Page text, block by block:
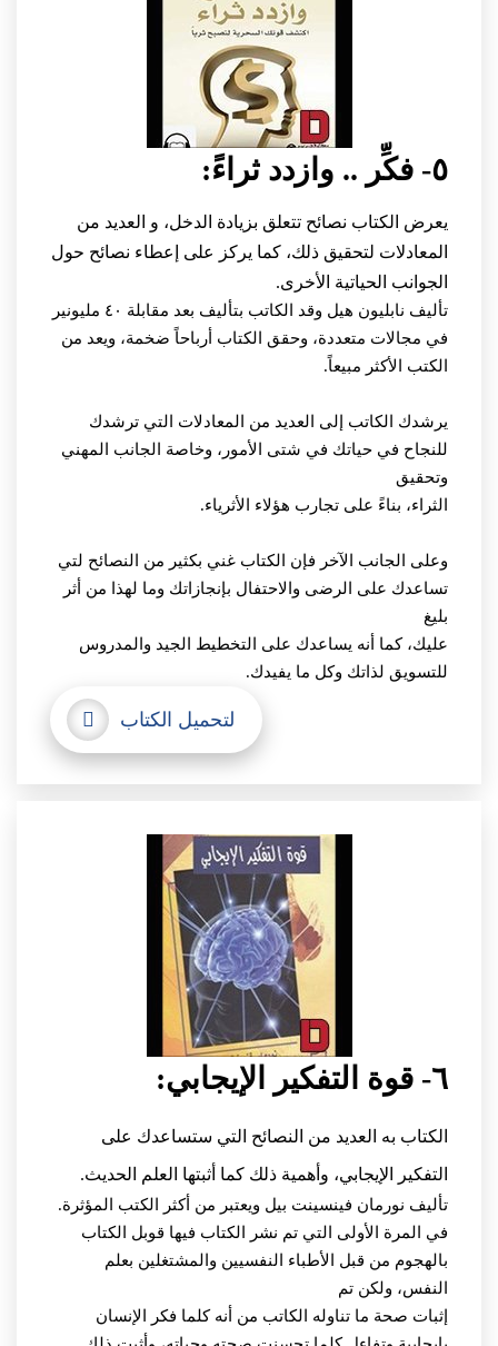
٥- فكِّر .. وازدد ثراءً:
يعرض الكتاب نصائح تتعلق بزيادة الدخل، و العديد من
المعادلات لتحقيق ذلك، كما يركز على إعطاء نصائح حول
الجوانب الحياتية الأخرى.
تأليف نابليون هيل وقد الكاتب بتأليف بعد مقابلة ٤٠ مليونير
في مجالات متعددة، وحقق الكتاب أرباحاً ضخمة، ويعد من
الكتب الأكثر مبيعاً.
يرشدك الكاتب إلى العديد من المعادلات التي ترشدك
للنجاح في حياتك في شتى الأمور، وخاصة الجانب المهني
وتحقيق
الثراء، بناءً على تجارب هؤلاء الأثرياء.
وعلى الجانب الآخر فإن الكتاب غني بكثير من النصائح لتي
تساعدك على الرضى والاحتفال بإنجازاتك وما لهذا من أثر
بليغ
عليك، كما أنه يساعدك على التخطيط الجيد والمدروس
للتسويق لذاتك وكل ما يفيدك.
لتحميل الكتاب
٦- قوة التفكير الإيجابي:
الكتاب به العديد من النصائح التي ستساعدك على
التفكير الإيجابي، وأهمية ذلك كما أثبتها العلم الحديث.
تأليف نورمان فينسينت بيل ويعتبر من أكثر الكتب المؤثرة.
في المرة الأولى التي تم نشر الكتاب فيها قوبل الكتاب
بالهجوم من قبل الأطباء النفسيين والمشتغلين بعلم
النفس، ولكن تم
إثبات صحة ما تناوله الكاتب من أنه كلما فكر الإنسان